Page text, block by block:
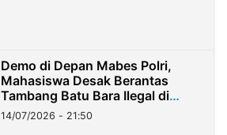
Demo di Depan Mabes Polri,
Mahasiswa Desak Berantas
Tambang Batu Bara Ilegal di
Lampung
14/07/2026 - 21:50